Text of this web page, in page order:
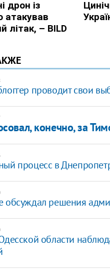
проводит свои
конечно, за
процесс в
решения
области